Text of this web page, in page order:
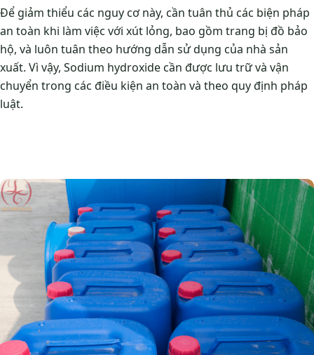
Để giảm thiểu các nguy cơ này, cần tuân thủ các biện pháp
an toàn khi làm việc với xút lỏng, bao gồm trang bị đồ bảo
hộ, và luôn tuân theo hướng dẫn sử dụng của nhà sản
xuất. Vì vậy, Sodium hydroxide cần được lưu trữ và vận
chuyển trong các điều kiện an toàn và theo quy định pháp
luật.